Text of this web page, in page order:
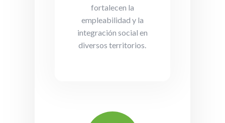
fortalecen la
empleabilidad y la
integración social en
diversos territorios.